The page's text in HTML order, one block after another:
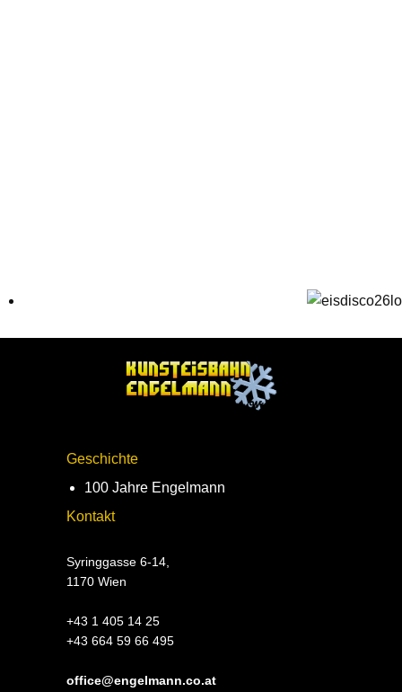
Geschichte
100 Jahre Engelmann
Kontakt
Syringgasse 6-14,
1170 Wien
+43 1 405 14 25
+43 664 59 66 495
office@engelmann.co.at